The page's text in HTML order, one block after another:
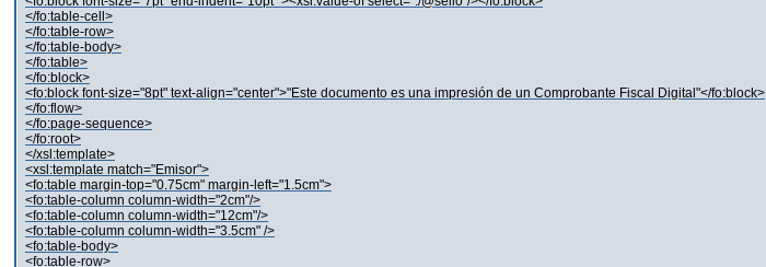
</fo:table-cell>
</fo:table-row>
</fo:table-body>
</fo:table>
</fo:block>
<fo:block font-size="8pt" text-align="center">"Este documento es una impresión de un Comprobante Fiscal Digital"</fo:block>
</fo:flow>
</fo:page-sequence>
</fo:root>
</xsl:template>
<xsl:template match="Emisor">
<fo:table margin-top="0.75cm" margin-left="1.5cm">
<fo:table-column column-width="2cm"/>
<fo:table-column column-width="12cm"/>
<fo:table-column column-width="3.5cm" />
<fo:table-body>
<fo:table-row>